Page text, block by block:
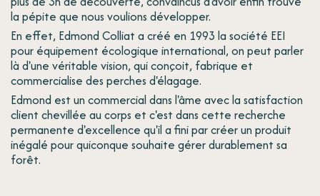
la pépite que nous voulions développer.
En effet, Edmond Colliat a créé en 1993 la société EEI
pour équipement écologique international, on peut parler
là d'une véritable vision, qui conçoit, fabrique et
commercialise des perches d'élagage.
Edmond est un commercial dans l'âme avec la satisfaction
client chevillée au corps et c'est dans cette recherche
permanente d'excellence qu'il a fini par créer un produit
inégalé pour quiconque souhaite gérer durablement sa
forêt.